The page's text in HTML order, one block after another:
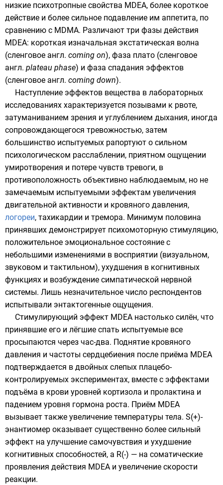
низкие психотропные свойства MDEA, более короткое
действие и более сильное подавление им аппетита, по
сравнению с MDMA. Различают три фазы действия
MDEA: короткая изначальная экстатическая волна
(сленговое англ. coming on), фаза плато (сленговое
англ. plateau phase) и фаза спадания эффектов
(сленговое англ. coming down).
Наступление эффектов вещества в лабораторных
исследованиях характеризуется позывами к рвоте,
затуманиванием зрения и углублением дыхания, иногда
сопровождающегося тревожностью, затем
большинство испытуемых рапортуют о сильном
психологическом расслаблении, приятном ощущении
умиротворения и потере чувств тревоги, в
противоположность объективно наблюдаемым, но не
замечаемым испытуемыми эффектам увеличения
двигательной активности и кровяного давления,
логореи, тахикардии и тремора. Минимум половина
принявших демонстрирует психомоторную стимуляцию,
положительное эмоциональное состояние с
небольшими изменениями в восприятии (визуальном,
звуковом и тактильном), ухудшения в когнитивных
функциях и возбуждение симпатической нервной
системы. Лишь незначительное число респондентов
испытывали энтактогенные ощущения.
Стимулирующий эффект MDEA настолько силён, что
принявшие его и лёгшие спать испытуемые все
просыпаются через час-два. Поднятие кровяного
давления и частоты сердцебиения после приёма MDEA
подтверждается в двойных слепых плацебо-
контролируемых экспериментах, вместе с эффектами
подъёма в крови уровней кортизола и пролактина и
падением уровня гормона роста. Приём MDEA
вызывает также увеличение температуры тела. S(+)-
энантиомер оказывает существенно более сильный
эффект на улучшение самочувствия и ухудшение
когнитивных способностей, а R(-) — на соматические
проявления действия MDEA и увеличение скорости
реакции.